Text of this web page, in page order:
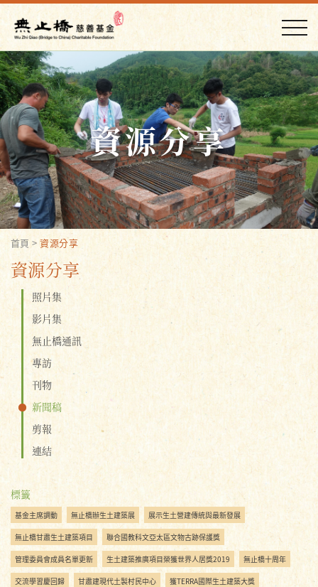
資源分享
首頁 >資源分享
資源分享
照片集
影片集
無止橋通訊
專訪
刊物
新聞稿
剪報
連結
標籤
基金主席調動 無止橋辦生土建築展 展示生土營建傳統與最新發展
無止橋甘肅生土建築項目 聯合國教科文亞太區文物古跡保護獎
管理委員會成員名單更新 生土建築推廣項目榮獲世界人居獎2019 無止橋十周年
交流學習慶回歸 甘肅建現代土製村民中心 獲TERRA國際生土建築大獎